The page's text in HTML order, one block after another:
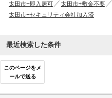
太田市+即入居可
太田市+敷金不要
太田市+セキュリティ会社加入済
最近検索した条件
このページをメ
ールで送る